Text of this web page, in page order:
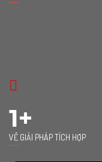
1+
VỀ GIẢI PHÁP TÍCH HỢP